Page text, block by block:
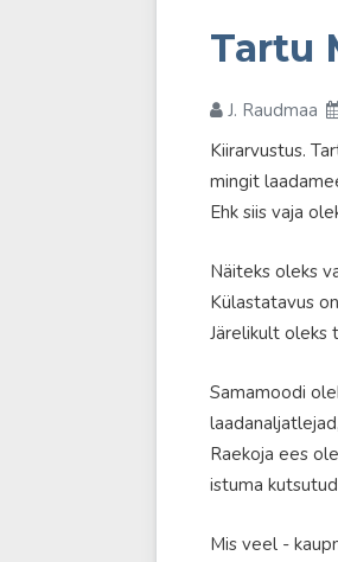
Tartu
J. Raudmaa
Kiirarvustus.
mingit
Ehk siis vaja
Näiteks oleks
Külastatavus
Järelikult oleks
Samamoodi
Raekoja ees
istuma
Mis veel -